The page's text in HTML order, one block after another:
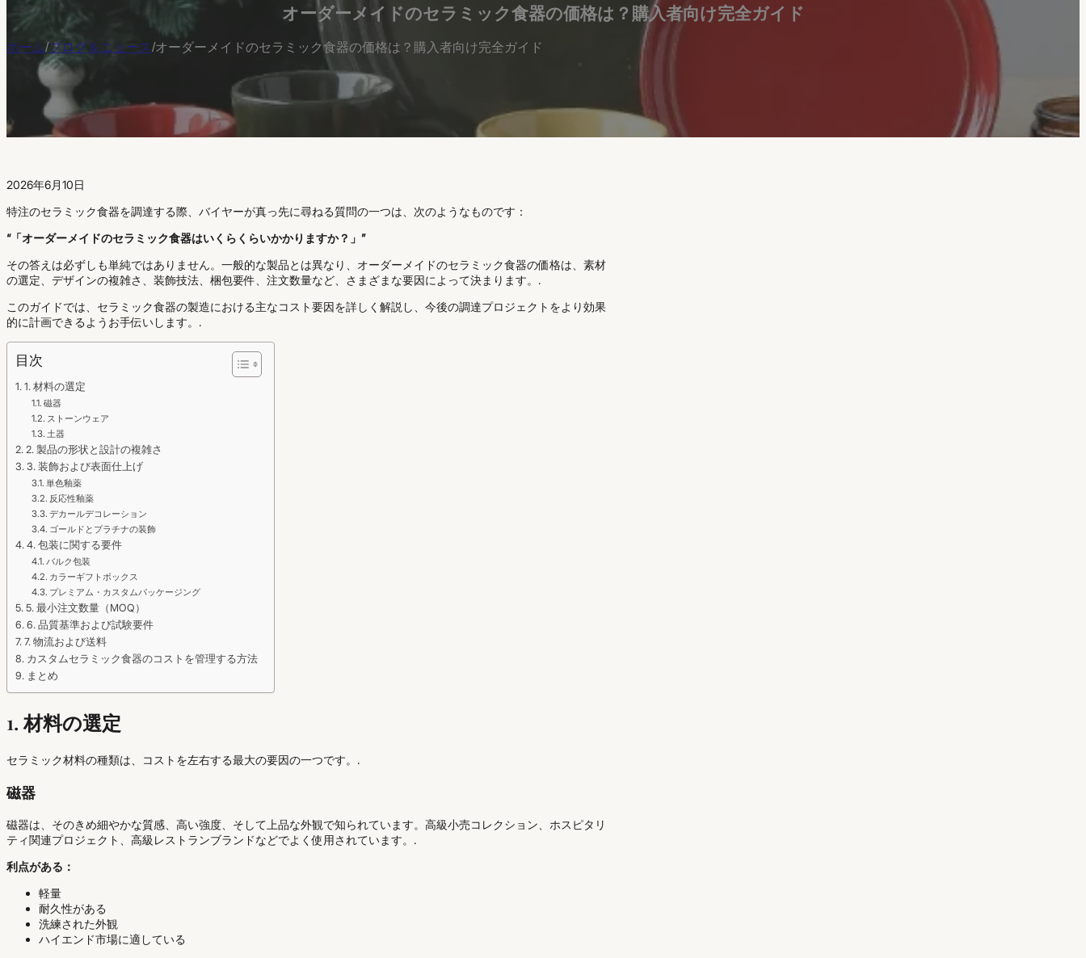
オーダーメイドのセラミック食器の価格は？購入者向け完全ガイド
ホーム/ブログ＆ニュース/オーダーメイドのセラミック食器の価格は？購入者向け完全ガイド
2026年6月10日
特注のセラミック食器を調達する際、バイヤーが真っ先に尋ねる質問の一つは、次のようなものです：
“「オーダーメイドのセラミック食器はいくらくらいかかりますか？」”
その答えは必ずしも単純ではありません。一般的な製品とは異なり、オーダーメイドのセラミック食器の価格は、素材
の選定、デザインの複雑さ、装飾技法、梱包要件、注文数量など、さまざまな要因によって決まります。.
このガイドでは、セラミック食器の製造における主なコスト要因を詳しく解説し、今後の調達プロジェクトをより効果
的に計画できるようお手伝いします。.
目次
1. 材料の選定
磁器
ストーンウェア
土器
2. 製品の形状と設計の複雑さ
3. 装飾および表面仕上げ
単色釉薬
反応性釉薬
デカールデコレーション
ゴールドとプラチナの装飾
4. 包装に関する要件
バルク包装
カラーギフトボックス
プレミアム・カスタムパッケージング
5. 最小注文数量（MOQ）
6. 品質基準および試験要件
7. 物流および送料
カスタムセラミック食器のコストを管理する方法
まとめ
1. 材料の選定
セラミック材料の種類は、コストを左右する最大の要因の一つです。.
磁器
磁器は、そのきめ細やかな質感、高い強度、そして上品な外観で知られています。高級小売コレクション、ホスピタリ
ティ関連プロジェクト、高級レストランブランドなどでよく使用されています。.
利点がある：
軽量
耐久性がある
洗練された外観
ハイエンド市場に適している